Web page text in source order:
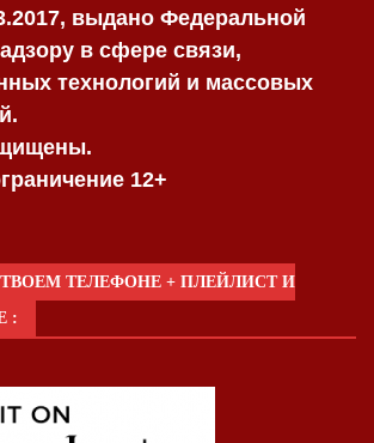
выдано Федеральной
в сфере связи,
технологий и массовых
12+
ТЕЛЕФОНЕ + ПЛЕЙЛИСТ И
: